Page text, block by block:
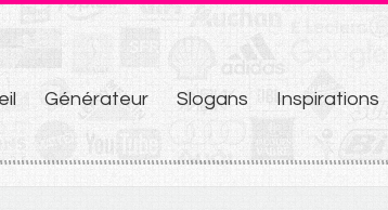
Générateur Slogans Inspirations